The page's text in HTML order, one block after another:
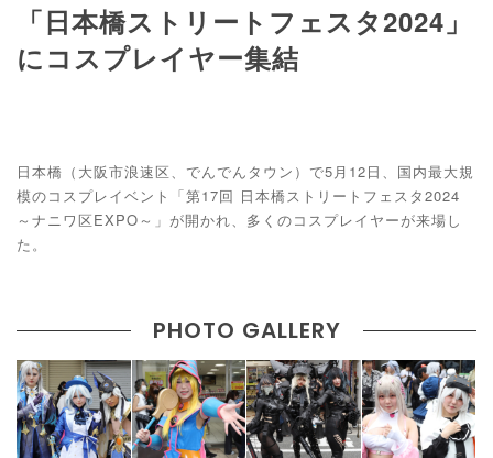
「日本橋ストリートフェスタ2024」
にコスプレイヤー集結
日本橋（大阪市浪速区、でんでんタウン）で5月12日、国内最大規
模のコスプレイベント「第17回 日本橋ストリートフェスタ2024
～ナニワ区EXPO～」が開かれ、多くのコスプレイヤーが来場し
た。
PHOTO GALLERY